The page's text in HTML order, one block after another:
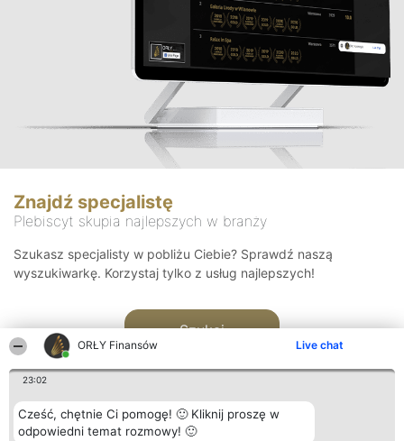
ORŁY Finansów Live chat
23:02
Cześć, chętnie Ci pomogę! 🙂 Kliknij proszę w
odpowiedni temat rozmowy! 🙂
Znajdź specjalistę
Plebiscyt skupia najlepszych w branży
Szukasz specjalisty w pobliżu Ciebie? Sprawdź naszą
wyszukiwarkę. Korzystaj tylko z usług najlepszych!
Szukaj